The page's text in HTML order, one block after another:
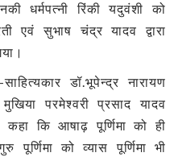
धर्मपत्नी रिंकी यदुवंशी को
एवं सुभाष चंद्र यादव द्वारा
डॉ.भूपेन्द्र नारायण
परमेश्वरी प्रसाद यादव
कहा कि आषाढ़ पूर्णिमा को ही
को व्यास पूर्णिमा भी